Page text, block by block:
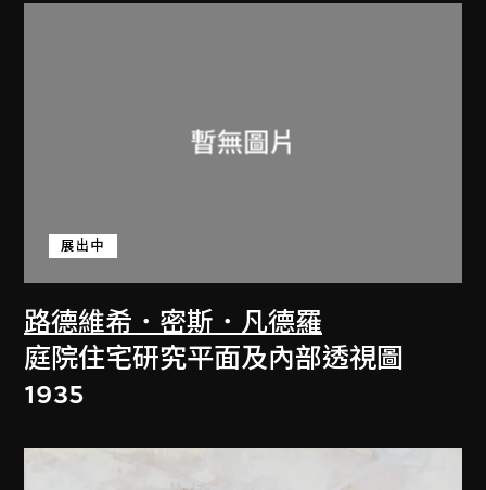
路德維希．密斯．凡德羅
展出中
庭院住宅研究平面及內部透視圖
1935